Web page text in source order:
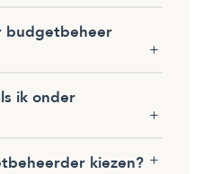
budgetbeheer
ik onder
kiezen?